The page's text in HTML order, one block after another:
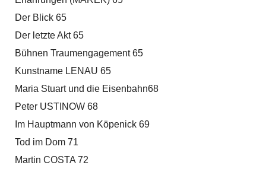
Der Blick 65
Der letzte Akt 65
Bühnen Traumengagement 65
Kunstname LENAU 65
Maria Stuart und die Eisenbahn68
Peter USTINOW 68
Im Hauptmann von Köpenick 69
Tod im Dom 71
Martin COSTA 72